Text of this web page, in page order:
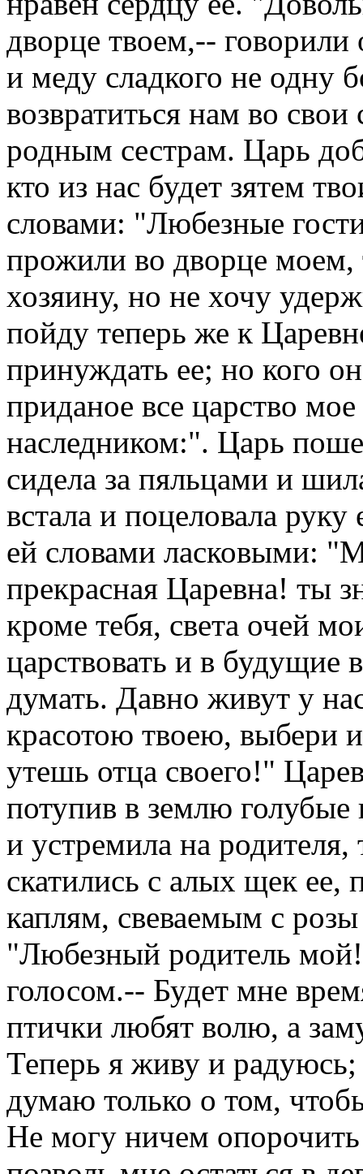
дворце твоем,--
и меду сладкого не одну
возвратиться нам во
родным сестрам. Царь
кто из нас будет зятем
словами: "Любезные
прожили во дворце моем,
хозяину, но не хочу
пойду теперь же к
принуждать ее; но кого
приданое все царство
наследником:". Царь
сидела за пяльцами и
встала и поцеловала
ей словами ласковыми:
прекрасная Царевна! ты
кроме тебя, света очей
царствовать и в будущие
думать. Давно живут у
красотою твоею, выбери
утешь отца своего!"
потупив в землю голубые
и устремила на родителя,
скатились с алых щек
каплям, свеваемым с
"Любезный родитель
голосом.-- Будет мне
птички любят волю, а
Теперь я живу и
думаю только о том,
Не могу ничем